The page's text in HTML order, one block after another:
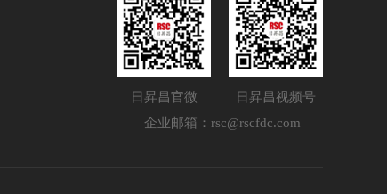
日昇昌官微
日昇昌视频号
企业邮箱：rsc@rscfdc.com